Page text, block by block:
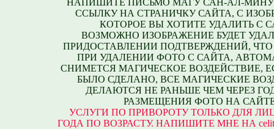
ССЫЛКУ НА СТРАНИЧКУ САЙТА, С
КОТОРОЕ ВЫ ХОТИТЕ УДАЛИТЬ С
ВОЗМОЖНО ИЗОБРАЖЕНИЕ БУДЕТ
ПРИДОСТАВЛЕНИИ ПОДТВЕРЖДЕНИЙ,
ПРИ УДАЛЕНИИ ФОТО С САЙТА,
СНИМЕТСЯ МАГИЧЕСКОЕ ВОЗДЕЙСТВИЕ,
БЫЛО СДЕЛАНО, ВСЕ МАГИЧЕСКИЕ
ДЕЛАЮТСЯ НЕ РАНЬШЕ ЧЕМ ЧЕРЕЗ
РАЗМЕЩЕНИЯ ФОТО НА
УСЛУГИ ПО ПРИВОРОТУ ТОЛЬКО ДЛЯ
ГОДА ПО ВОЗРАСТУ. НАПИШИТЕ МНЕ НА